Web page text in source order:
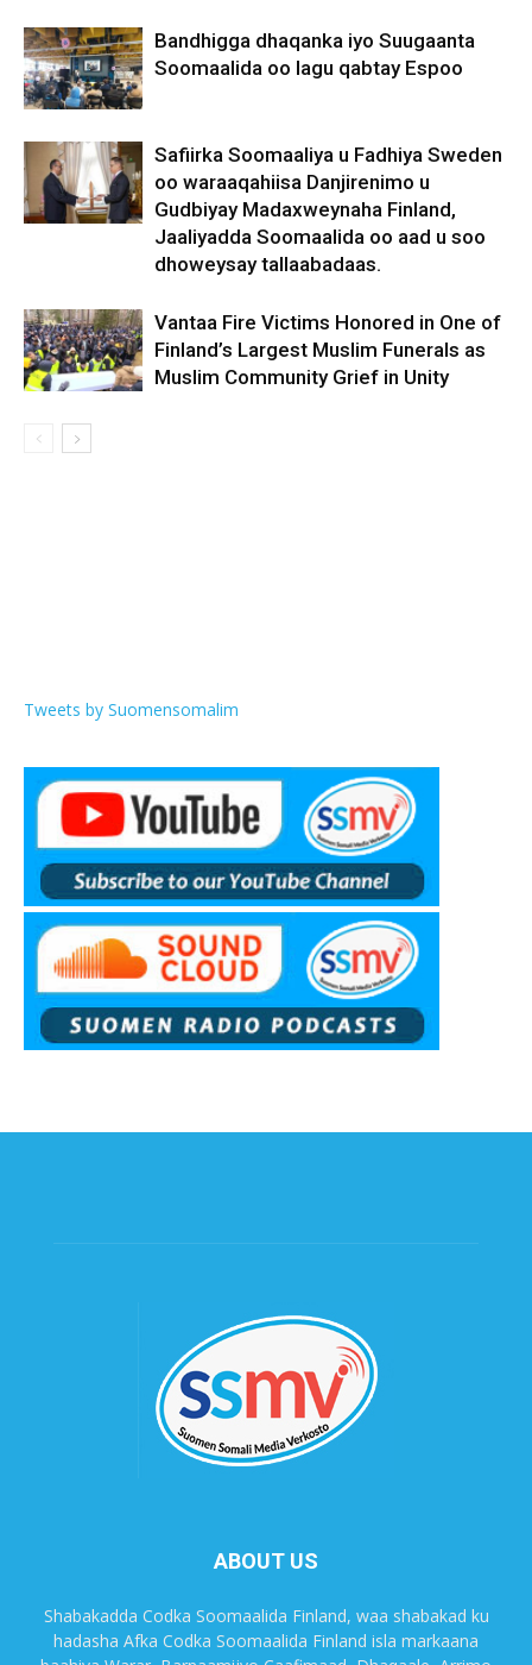
Bandhigga dhaqanka iyo Suugaanta
Soomaalida oo lagu qabtay Espoo
Safiirka Soomaaliya u Fadhiya Sweden
oo waraaqahiisa Danjirenimo u
Gudbiyay Madaxweynaha Finland,
Jaaliyadda Soomaalida oo aad u soo
dhoweysay tallaabadaas.
Vantaa Fire Victims Honored in One of
Finland’s Largest Muslim Funerals as
Muslim Community Grief in Unity
Tweets by Suomensomalim
ABOUT US
Shabakadda Codka Soomaalida Finland, waa shabakad ku
hadasha Afka Codka Soomaalida Finland isla markaana